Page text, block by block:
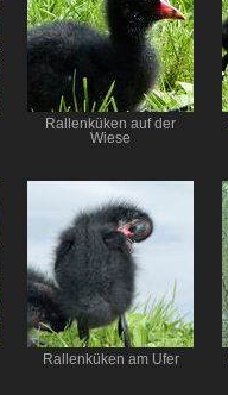
Rallenküken auf der
Wiese
Rallenküken am Ufer